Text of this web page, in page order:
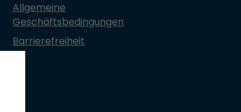
Allgemeine
Geschäftsbedingungen
Barrierefreiheit